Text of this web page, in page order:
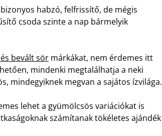
habzó, felfrissítő, de mégis
csoda szinte a nap bármelyik
bevált sör márkákat, nem érdemes itt
mindenki megtalálhatja a neki
mindegyiknek megvan a sajátos ízvilága.
lehet a gyümölcsös variációkat is
számítanak tökéletes ajándék